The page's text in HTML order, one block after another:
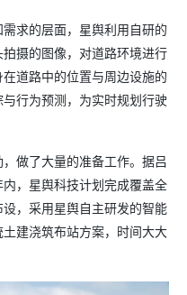
求的层面，星舆利用自研的
摄的图像，对道路环境进行
道路中的位置与周边设施的
行为预测，为实时规划行驶
做了大量的准备工作。据吕
，星舆科技计划完成覆盖全
，采用星舆自主研发的智能
建浇筑布站方案，时间大大